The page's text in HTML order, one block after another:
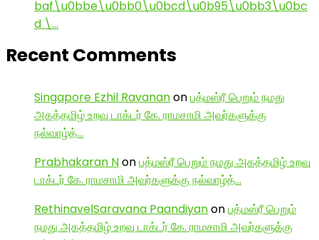
baf\u0bbe\u0bb0\u0bcd\u0b95\u0bb3\u0bc
d \…
Recent Comments
Singapore Ezhil Ravananonபத்மஸ்ரீ பெறும் நமது
அகத்தமிழ் உறவு டாக்டர் கே. ராமசாமி அவர்களுக்கு
நல்வாழ்த்…
Prabhakaran Nonபத்மஸ்ரீ பெறும் நமது அகத்தமிழ் உறவு
டாக்டர் கே. ராமசாமி அவர்களுக்கு நல்வாழ்த்…
RethinavelSaravana Paandiyanonபத்மஸ்ரீ பெறும்
நமது அகத்தமிழ் உறவு டாக்டர் கே. ராமசாமி அவர்களுக்கு